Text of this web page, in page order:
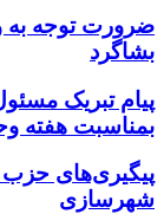
ضرورت توجه
بشاگرد
پیام تبریک
بمناسبت هفته
پیگیری‌های
شهرسازی